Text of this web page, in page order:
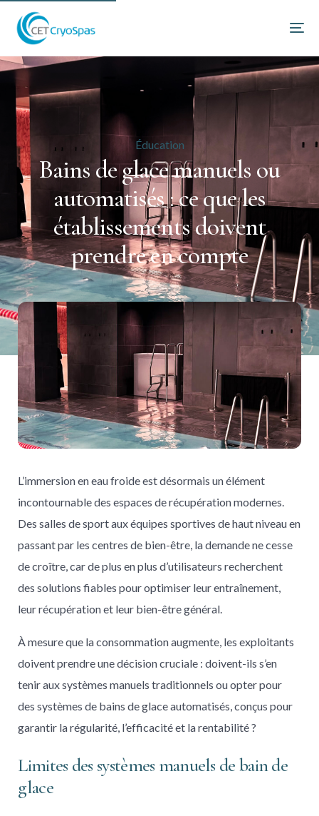
Éducation
Bains de glace manuels ou
automatisés : ce que les
établissements doivent
prendre en compte
L’immersion en eau froide est désormais un élément
incontournable des espaces de récupération modernes.
Des salles de sport aux équipes sportives de haut niveau en
passant par les centres de bien-être, la demande ne cesse
de croître, car de plus en plus d’utilisateurs recherchent
des solutions fiables pour optimiser leur entraînement,
leur récupération et leur bien-être général.
À mesure que la consommation augmente, les exploitants
doivent prendre une décision cruciale : doivent-ils s’en
tenir aux systèmes manuels traditionnels ou opter pour
des systèmes de bains de glace automatisés, conçus pour
garantir la régularité, l’efficacité et la rentabilité ?
Limites des systèmes manuels de bain de
glace